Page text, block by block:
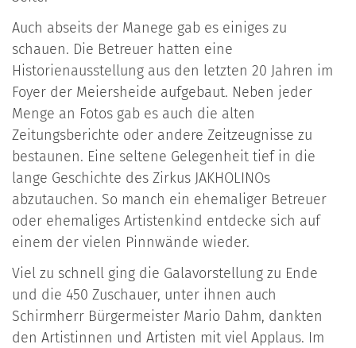
Auch abseits der Manege gab es einiges zu
schauen. Die Betreuer hatten eine
Historienausstellung aus den letzten 20 Jahren im
Foyer der Meiersheide aufgebaut. Neben jeder
Menge an Fotos gab es auch die alten
Zeitungsberichte oder andere Zeitzeugnisse zu
bestaunen. Eine seltene Gelegenheit tief in die
lange Geschichte des Zirkus JAKHOLINOs
abzutauchen. So manch ein ehemaliger Betreuer
oder ehemaliges Artistenkind entdecke sich auf
einem der vielen Pinnwände wieder.
Viel zu schnell ging die Galavorstellung zu Ende
und die 450 Zuschauer, unter ihnen auch
Schirmherr Bürgermeister Mario Dahm, dankten
den Artistinnen und Artisten mit viel Applaus. Im